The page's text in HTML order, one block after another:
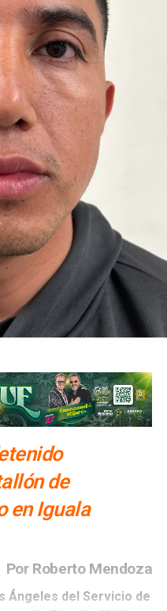
de
en Iguala
Por Roberto Mendoza
Ángeles del Servicio de